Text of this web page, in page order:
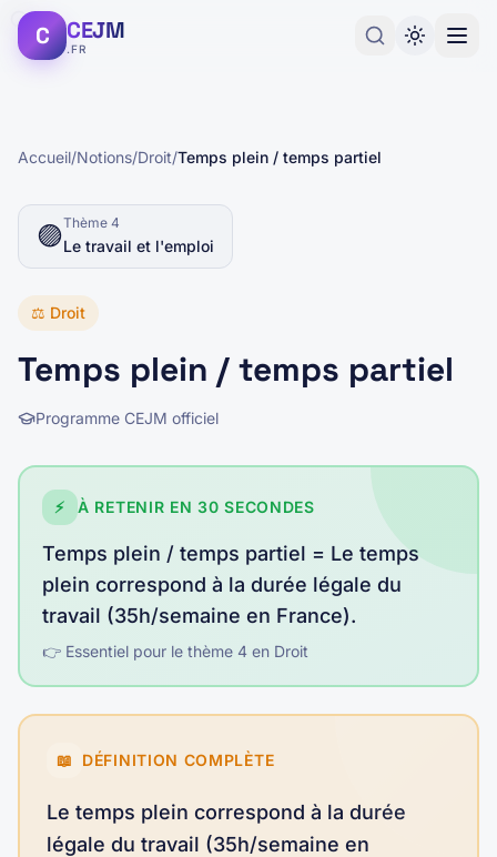
C CEJM
.FR
Accueil/Notions/Droit/Temps plein / temps partiel
🟣Thème 4
Le travail et l'emploi
⚖️ Droit
Temps plein / temps partiel
Programme CEJM officiel
⚡ À RETENIR EN 30 SECONDES
Temps plein / temps partiel = Le temps
plein correspond à la durée légale du
travail (35h/semaine en France).
👉 Essentiel pour le thème 4 en Droit
📖 DÉFINITION COMPLÈTE
Le temps plein correspond à la durée
légale du travail (35h/semaine en